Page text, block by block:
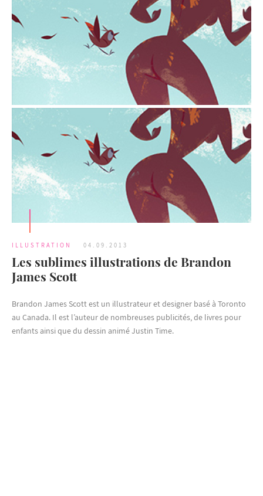
ILLUSTRATION 04.09.2013
Les sublimes illustrations de Brandon
James Scott
Brandon James Scott est un illustrateur et designer basé à Toronto
au Canada. Il est l’auteur de nombreuses publicités, de livres pour
enfants ainsi que du dessin animé Justin Time.